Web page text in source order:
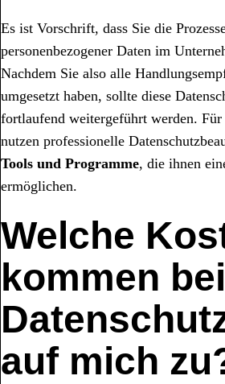
Es ist Vorschrift, dass Sie die
personenbezogener Daten im
Nachdem Sie also alle
umgesetzt haben, sollte diese
fortlaufend weitergeführt werden.
nutzen professionelle
Tools und Programme, die ihnen
ermöglichen.
Welche
kommen
auf mich